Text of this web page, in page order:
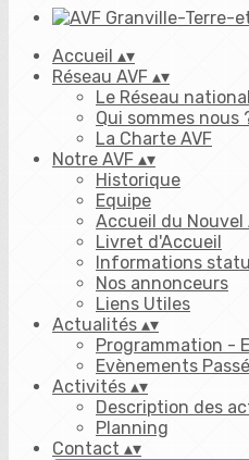
Accueil ▴▾
Réseau AVF ▴▾
Le Réseau national
Qui sommes nous
La Charte AVF
Notre AVF ▴▾
Historique
Equipe
Accueil du
Livret d'Accueil
Informations
Nos annonceurs
Liens Utiles
Actualités ▴▾
Programmation -
Evènements
Activités ▴▾
Description des
Planning
Contact ▴▾